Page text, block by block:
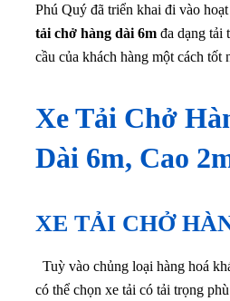
Phú Quý đã triển khai đi vào
tải chở hàng dài 6m đa dạng tải
cầu của khách hàng một cách tốt
Xe Tải Chở
Dài 6m, Cao
XE TẢI CHỞ
Tuỳ vào chủng loại hàng hoá
có thể chọn xe tải có tải trọng